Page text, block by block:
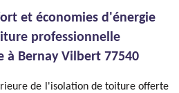
et économies d'énergie
professionnelle
à Bernay Vilbert 77540
de l'isolation de toiture offerte